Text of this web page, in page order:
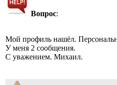
Вопрос:
Мой профиль нашёл.
У меня 2 сообщения.
С уважением. Михаил.